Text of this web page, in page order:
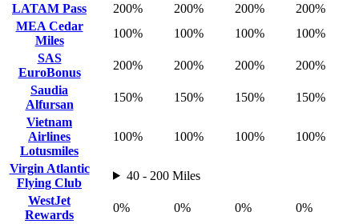
LATAM Pass
200% 200% 200%
200%
MEA Cedar
Miles
100% 100% 100%
100%
SAS
EuroBonus
200% 200% 200%
200%
Saudia
Alfursan
150% 150% 150%
150%
Vietnam
Airlines
Lotusmiles
100% 100% 100% 100%
Virgin Atlantic
Flying Club
40 - 200 Miles
WestJet
Rewards
0% 0% 0%
0%